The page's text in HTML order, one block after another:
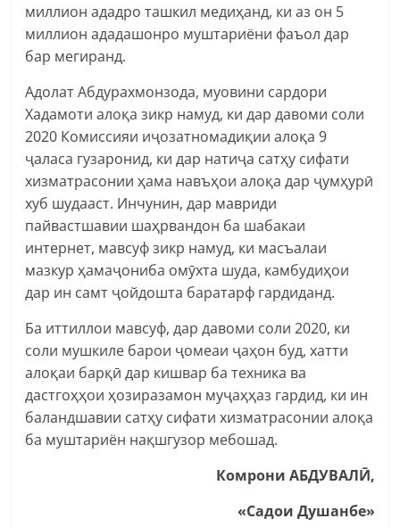
миллион ададро ташкил медиҳанд, ки аз он 5
миллион ададашонро муштариёни фаъол дар
бар мегиранд.
Адолат Абдурахмонзода, муовини сардори
Хадамоти алоқа зикр намуд, ки дар давоми соли
2020 Комиссияи иҷозатномадиқии алоқа 9
ҷаласа гузаронид, ки дар натиҷа сатҳу сифати
хизматрасонии ҳама навъҳои алоқа дар ҷумҳурӣ
хуб шудааст. Инчунин, дар мавриди
пайвастшавии шаҳрвандон ба шабакаи
интернет, мавсуф зикр намуд, ки масъалаи
мазкур ҳамаҷониба омӯхта шуда, камбудиҳои
дар ин самт ҷойдошта баратарф гардиданд.
Ба иттиллои мавсуф, дар давоми соли 2020, ки
соли мушкиле барои ҷомеаи ҷаҳон буд, хатти
алоқаи барқӣ дар кишвар ба техника ва
дастгоҳҳои ҳозиразамон муҷаҳҳаз гардид, ки ин
баландшавии сатҳу сифати хизматрасонии алоқа
ба муштариён нақшгузор мебошад.
Комрони АБДУВАЛӢ,
«Садои Душанбе»